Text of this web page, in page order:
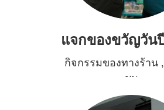
กิจกรรมของทางร้าน,
ชม